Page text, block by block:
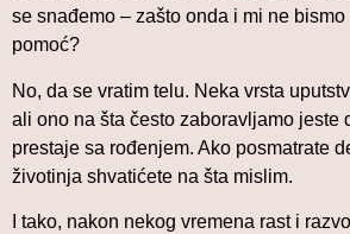
se snađemo – zašto onda i mi ne
pomoć?
No, da se vratim telu. Neka vrsta
ali ono na šta često zaboravljamo jeste
prestaje sa rođenjem. Ako posmatrate
životinja shvatićete na šta mislim.
I tako, nakon nekog vremena rast i